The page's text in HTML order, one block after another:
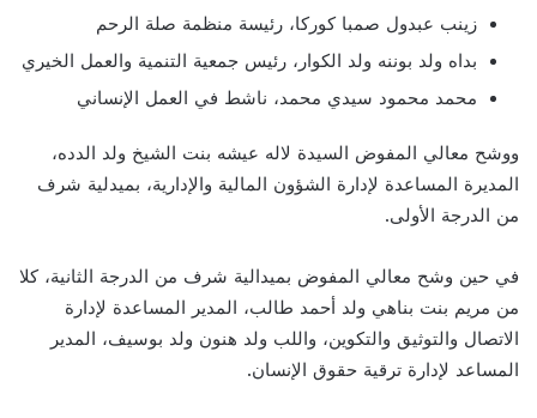
زينب عبدول صمبا كوركا، رئيسة منظمة صلة الرحم
بداه ولد بوننه ولد الكوار، رئيس جمعية التنمية والعمل الخيري
محمد محمود سيدي محمد، ناشط في العمل الإنساني
ووشح معالي المفوض السيدة لاله عيشه بنت الشيخ ولد الدده،
المديرة المساعدة لإدارة الشؤون المالية والإدارية، بميدلية شرف
من الدرجة الأولى.
في حين وشح معالي المفوض بميدالية شرف من الدرجة الثانية، كلا
من مريم بنت بناهي ولد أحمد طالب، المدير المساعدة لإدارة
الاتصال والتوثيق والتكوين، واللب ولد هنون ولد بوسيف، المدير
المساعد لإدارة ترقية حقوق الإنسان.